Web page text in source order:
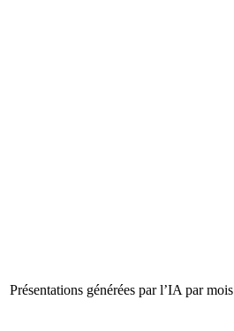
Présentations générées par l’IA par mois